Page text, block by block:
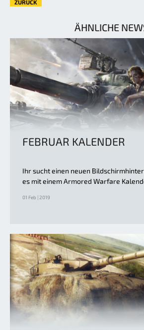
ZURÜCK
ÄHNLICHE
FEBRUAR KALENDER
Ihr sucht einen neuen
es mit einem Armored Warfare
01 Feb | 2019